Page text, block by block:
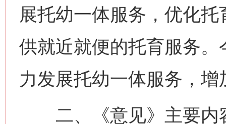
展托幼一体服务，优化
供就近就便的托育服务
力发展托幼一体服务，
二、《意见》主要内